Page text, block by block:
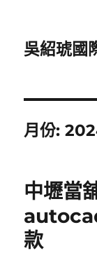
吳紹琥國
月份:
中壢當
款